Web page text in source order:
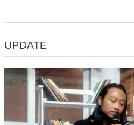
UPDATE